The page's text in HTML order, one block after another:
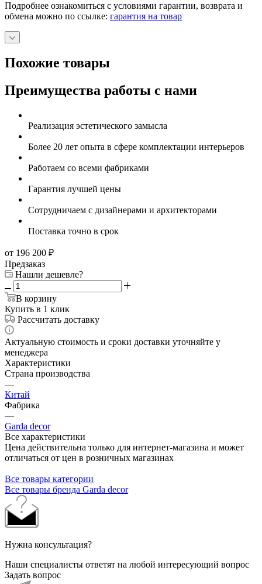
Подробнее ознакомиться с условиями гарантии, возврата и
обмена можно по ссылке: гарантия на товар
Похожие товары
Преимущества работы с нами
Реализация эстетического замысла
Более 20 лет опыта в сфере комплектации интерьеров
Работаем со всеми фабриками
Гарантия лучшей цены
Сотрудничаем с дизайнерами и архитекторами
Поставка точно в срок
от 196 200 ₽
Предзаказ
Нашли дешевле?
В корзину
Купить в 1 клик
Рассчитать доставку
Актуальную стоимость и сроки доставки уточняйте у
менеджера
Характеристики
Страна производства
—
Китай
Фабрика
—
Garda decor
Все характеристики
Цена действительна только для интернет-магазина и может
отличаться от цен в розничных магазинах
Все товары категории
Все товары бренда Garda decor
Нужна консультация?
Наши специалисты ответят на любой интересующий вопрос
Задать вопрос